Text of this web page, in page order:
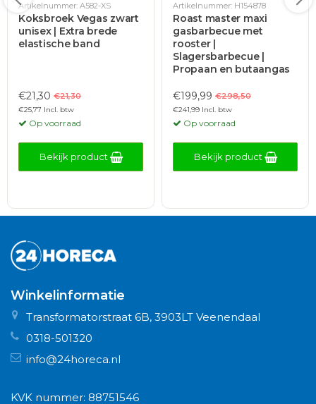
Artikelnummer: A582-XS
Koksbroek Vegas zwart
unisex | Extra brede
elastische band
€21,30 €21,30
€25,77 Incl. btw
Op voorraad
Bekijk product
Artikelnummer: H154878
Roast master maxi
gasbarbecue met
rooster |
Slagersbarbecue |
Propaan en butaangas
€199,99 €298,50
€241,99 Incl. btw
Op voorraad
Bekijk product
Winkelinformatie
Transformatorstraat 6B, 3903LT Veenendaal
0318-501320
info@24horeca.nl
KVK nummer: 88751546